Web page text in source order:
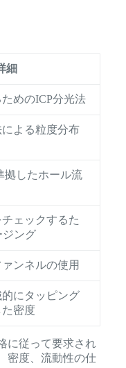
細
めのICP分光法
よる粒度分布
拠したホール流
ェックするた
ジング
ンネルの使用
にタッピング
た密度
に従って要求され
密度、流動性の仕